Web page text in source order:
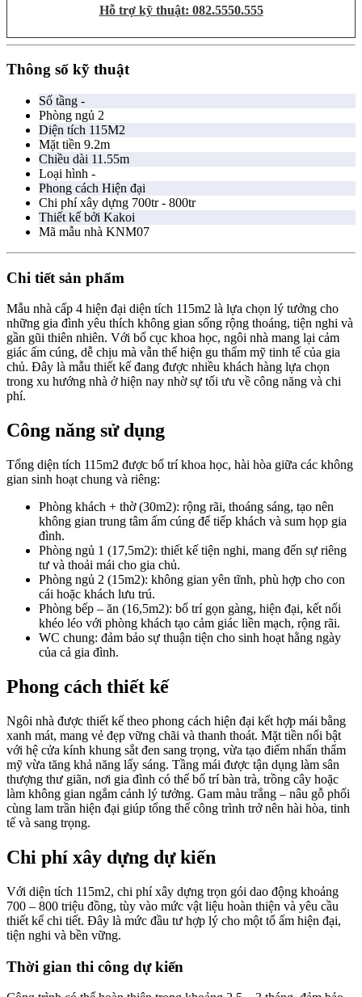
Hỗ trợ kỹ thuật: 082.5550.555
Thông số kỹ thuật
Số tầng -
Phòng ngủ 2
Diện tích 115M2
Mặt tiền 9.2m
Chiều dài 11.55m
Loại hình -
Phong cách Hiện đại
Chi phí xây dựng 700tr - 800tr
Thiết kế bởi Kakoi
Mã mẫu nhà KNM07
Chi tiết sản phẩm
Mẫu nhà cấp 4 hiện đại diện tích 115m2 là lựa chọn lý tưởng cho
những gia đình yêu thích không gian sống rộng thoáng, tiện nghi và
gần gũi thiên nhiên. Với bố cục khoa học, ngôi nhà mang lại cảm
giác ấm cúng, dễ chịu mà vẫn thể hiện gu thẩm mỹ tinh tế của gia
chủ. Đây là mẫu thiết kế đang được nhiều khách hàng lựa chọn
trong xu hướng nhà ở hiện nay nhờ sự tối ưu về công năng và chi
phí.
Công năng sử dụng
Tổng diện tích 115m2 được bố trí khoa học, hài hòa giữa các không
gian sinh hoạt chung và riêng:
Phòng khách + thờ (30m2): rộng rãi, thoáng sáng, tạo nên
không gian trung tâm ấm cúng để tiếp khách và sum họp gia
đình.
Phòng ngủ 1 (17,5m2): thiết kế tiện nghi, mang đến sự riêng
tư và thoải mái cho gia chủ.
Phòng ngủ 2 (15m2): không gian yên tĩnh, phù hợp cho con
cái hoặc khách lưu trú.
Phòng bếp – ăn (16,5m2): bố trí gọn gàng, hiện đại, kết nối
khéo léo với phòng khách tạo cảm giác liền mạch, rộng rãi.
WC chung: đảm bảo sự thuận tiện cho sinh hoạt hằng ngày
của cả gia đình.
Phong cách thiết kế
Ngôi nhà được thiết kế theo phong cách hiện đại kết hợp mái bằng
xanh mát, mang vẻ đẹp vững chãi và thanh thoát. Mặt tiền nổi bật
với hệ cửa kính khung sắt đen sang trọng, vừa tạo điểm nhấn thẩm
mỹ vừa tăng khả năng lấy sáng. Tầng mái được tận dụng làm sân
thượng thư giãn, nơi gia đình có thể bố trí bàn trà, trồng cây hoặc
làm không gian ngắm cảnh lý tưởng. Gam màu trắng – nâu gỗ phối
cùng lam trần hiện đại giúp tổng thể công trình trở nên hài hòa, tinh
tế và sang trọng.
Chi phí xây dựng dự kiến
Với diện tích 115m2, chi phí xây dựng trọn gói dao động khoảng
700 – 800 triệu đồng, tùy vào mức vật liệu hoàn thiện và yêu cầu
thiết kế chi tiết. Đây là mức đầu tư hợp lý cho một tổ ấm hiện đại,
tiện nghi và bền vững.
Thời gian thi công dự kiến